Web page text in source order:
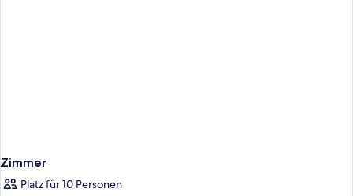
Zimmer
Platz für 10 Personen